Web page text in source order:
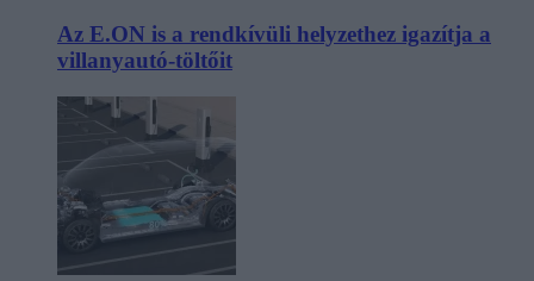
Az E.ON is a rendkívüli helyzethez igazítja a
villanyautó-töltőit